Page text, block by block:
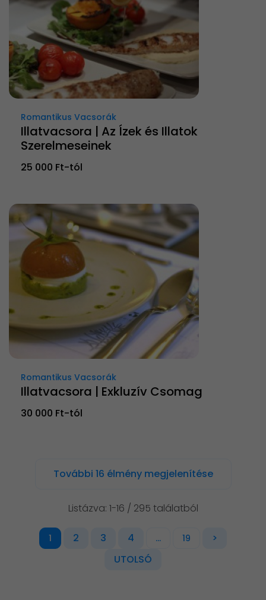
Romantikus Vacsorák
Illatvacsora | Az Ízek és Illatok
Szerelmeseinek
25 000 Ft-tól
Romantikus Vacsorák
Illatvacsora | Exkluzív Csomag
30 000 Ft-tól
További 16 élmény megjelenítése
Listázva: 1-16 / 295 találatból
1 2 3 4 ... 19
>
UTOLSÓ